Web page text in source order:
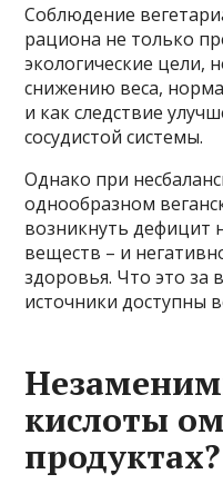
Cоблюдение
рациона не только
экологические цели,
снижению веса,
и как следствие
сосудистой системы.
Однако при
однообразном
возникнуть дефицит
веществ – и
здоровья. Что это за
источники доступны
кислоты
продуктах?